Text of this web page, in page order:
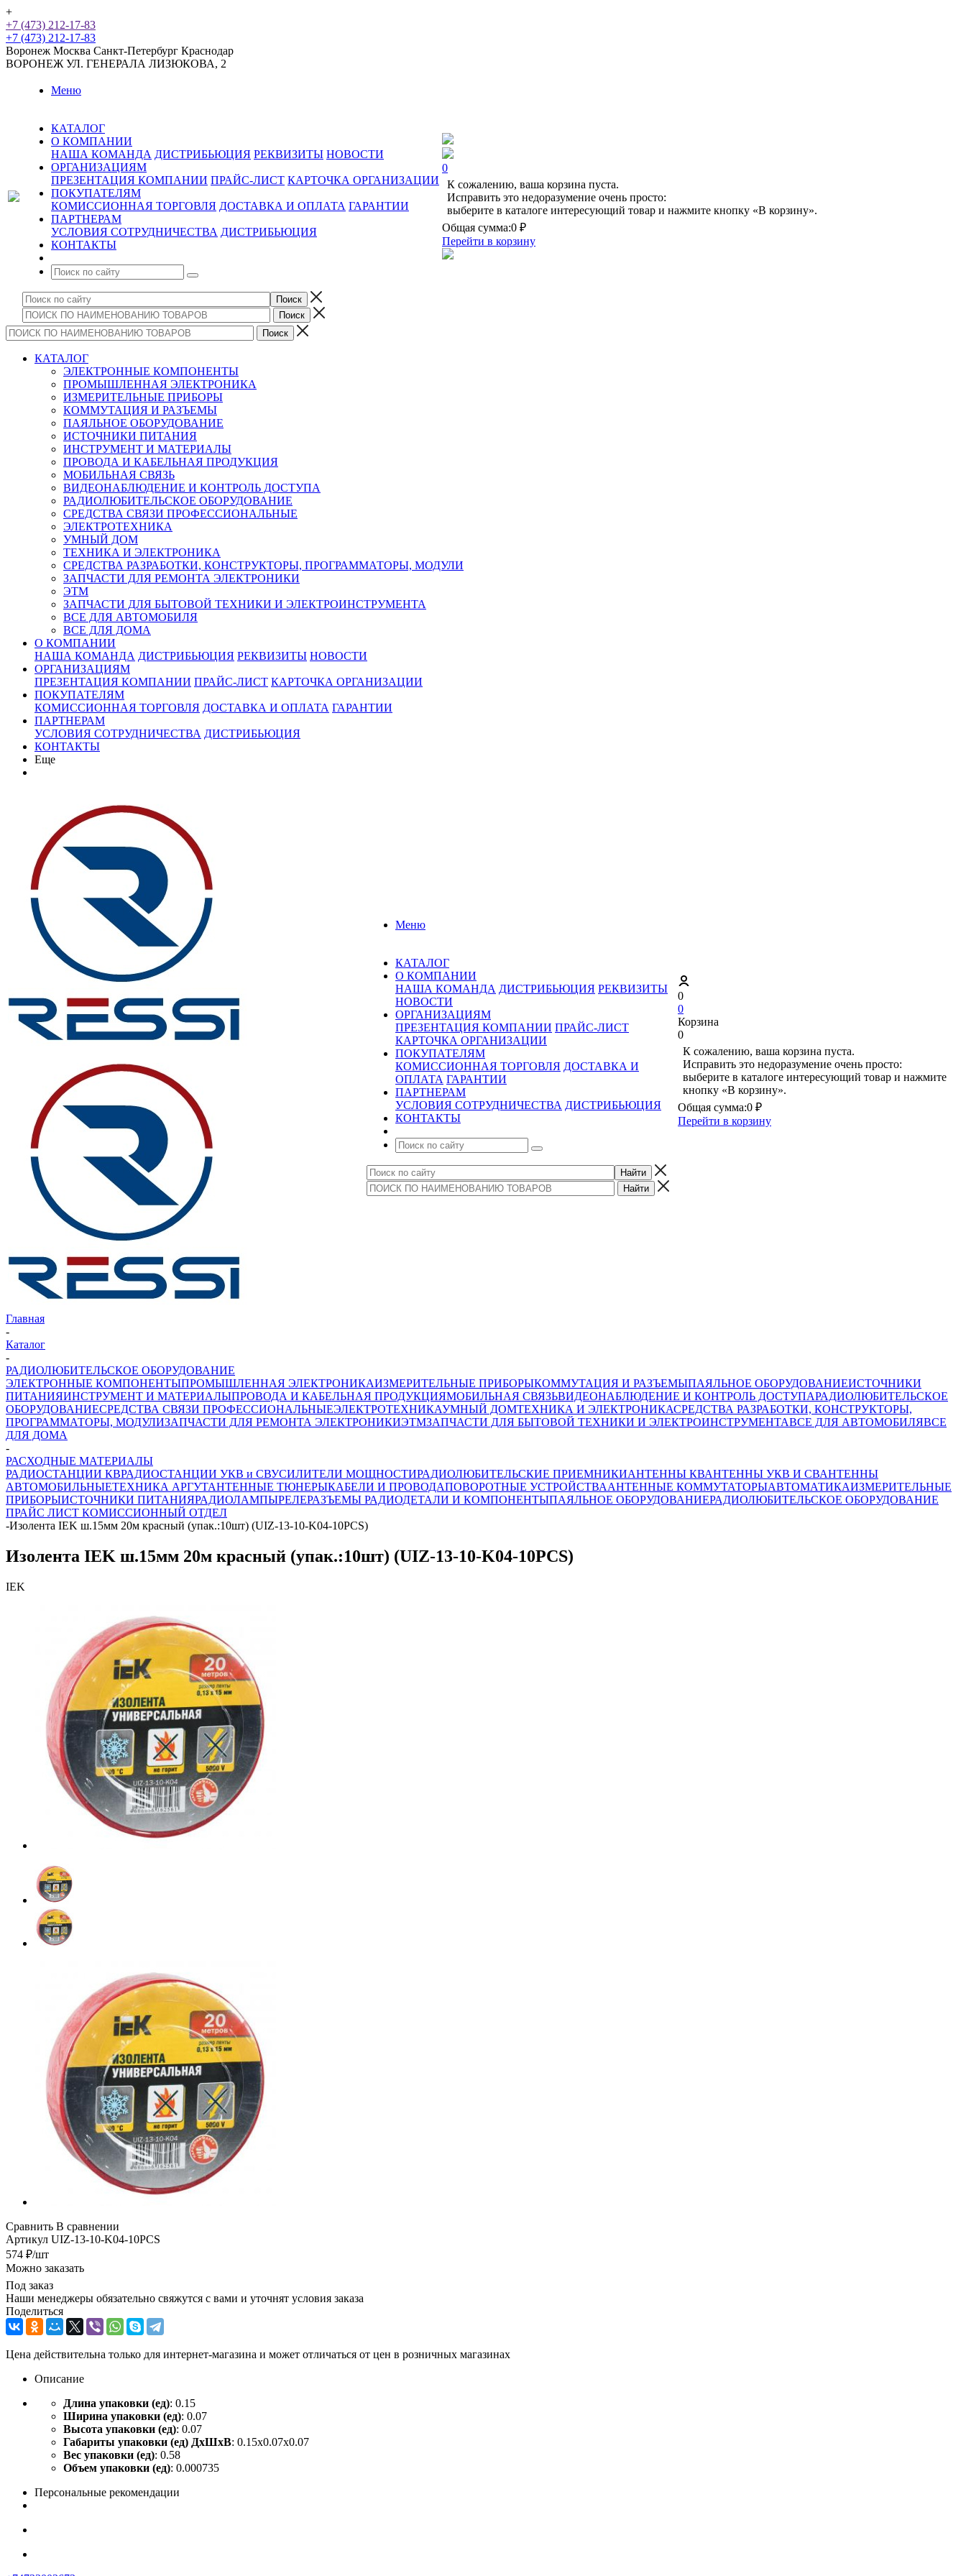
+
+7 (473) 212-17-83
+7 (473) 212-17-83
Воронеж Москва Санкт-Петербург Краснодар
ВОРОНЕЖ УЛ. ГЕНЕРАЛА ЛИЗЮКОВА, 2
Меню
КАТАЛОГ
О КОМПАНИИ
НАША КОМАНДА ДИСТРИБЬЮЦИЯ РЕКВИЗИТЫ НОВОСТИ
ОРГАНИЗАЦИЯМ
ПРЕЗЕНТАЦИЯ КОМПАНИИ ПРАЙС-ЛИСТ КАРТОЧКА ОРГАНИЗАЦИИ
ПОКУПАТЕЛЯМ
КОМИССИОННАЯ ТОРГОВЛЯ ДОСТАВКА И ОПЛАТА ГАРАНТИИ
ПАРТНЕРАМ
УСЛОВИЯ СОТРУДНИЧЕСТВА ДИСТРИБЬЮЦИЯ
КОНТАКТЫ
0
К сожалению, ваша корзина пуста.
Исправить это недоразумение очень просто:
выберите в каталоге интересующий товар и нажмите кнопку «В корзину».
Общая сумма:0 ₽
Перейти в корзину
КАТАЛОГ
ЭЛЕКТРОННЫЕ КОМПОНЕНТЫ
ПРОМЫШЛЕННАЯ ЭЛЕКТРОНИКА
ИЗМЕРИТЕЛЬНЫЕ ПРИБОРЫ
КОММУТАЦИЯ И РАЗЪЕМЫ
ПАЯЛЬНОЕ ОБОРУДОВАНИЕ
ИСТОЧНИКИ ПИТАНИЯ
ИНСТРУМЕНТ И МАТЕРИАЛЫ
ПРОВОДА И КАБЕЛЬНАЯ ПРОДУКЦИЯ
МОБИЛЬНАЯ СВЯЗЬ
ВИДЕОНАБЛЮДЕНИЕ И КОНТРОЛЬ ДОСТУПА
РАДИОЛЮБИТЕЛЬСКОЕ ОБОРУДОВАНИЕ
СРЕДСТВА СВЯЗИ ПРОФЕССИОНАЛЬНЫЕ
ЭЛЕКТРОТЕХНИКА
УМНЫЙ ДОМ
ТЕХНИКА И ЭЛЕКТРОНИКА
СРЕДСТВА РАЗРАБОТКИ, КОНСТРУКТОРЫ, ПРОГРАММАТОРЫ, МОДУЛИ
ЗАПЧАСТИ ДЛЯ РЕМОНТА ЭЛЕКТРОНИКИ
ЭТМ
ЗАПЧАСТИ ДЛЯ БЫТОВОЙ ТЕХНИКИ И ЭЛЕКТРОИНСТРУМЕНТА
ВСЕ ДЛЯ АВТОМОБИЛЯ
ВСЕ ДЛЯ ДОМА
О КОМПАНИИ
НАША КОМАНДА ДИСТРИБЬЮЦИЯ РЕКВИЗИТЫ НОВОСТИ
ОРГАНИЗАЦИЯМ
ПРЕЗЕНТАЦИЯ КОМПАНИИ ПРАЙС-ЛИСТ КАРТОЧКА ОРГАНИЗАЦИИ
ПОКУПАТЕЛЯМ
КОМИССИОННАЯ ТОРГОВЛЯ ДОСТАВКА И ОПЛАТА ГАРАНТИИ
ПАРТНЕРАМ
УСЛОВИЯ СОТРУДНИЧЕСТВА ДИСТРИБЬЮЦИЯ
КОНТАКТЫ
Еще
Меню
КАТАЛОГ
О КОМПАНИИ
НАША КОМАНДА ДИСТРИБЬЮЦИЯ РЕКВИЗИТЫ
НОВОСТИ
ОРГАНИЗАЦИЯМ
ПРЕЗЕНТАЦИЯ КОМПАНИИ ПРАЙС-ЛИСТ
КАРТОЧКА ОРГАНИЗАЦИИ
ПОКУПАТЕЛЯМ
КОМИССИОННАЯ ТОРГОВЛЯ ДОСТАВКА И
ОПЛАТА ГАРАНТИИ
ПАРТНЕРАМ
УСЛОВИЯ СОТРУДНИЧЕСТВА ДИСТРИБЬЮЦИЯ
КОНТАКТЫ
0
0
Корзина
0
К сожалению, ваша корзина пуста.
Исправить это недоразумение очень просто:
выберите в каталоге интересующий товар и нажмите
кнопку «В корзину».
Общая сумма:0 ₽
Перейти в корзину
Главная
-
Каталог
-
РАДИОЛЮБИТЕЛЬСКОЕ ОБОРУДОВАНИЕ
ЭЛЕКТРОННЫЕ КОМПОНЕНТЫПРОМЫШЛЕННАЯ ЭЛЕКТРОНИКАИЗМЕРИТЕЛЬНЫЕ ПРИБОРЫКОММУТАЦИЯ И РАЗЪЕМЫПАЯЛЬНОЕ ОБОРУДОВАНИЕИСТОЧНИКИ
ПИТАНИЯИНСТРУМЕНТ И МАТЕРИАЛЫПРОВОДА И КАБЕЛЬНАЯ ПРОДУКЦИЯМОБИЛЬНАЯ СВЯЗЬВИДЕОНАБЛЮДЕНИЕ И КОНТРОЛЬ ДОСТУПАРАДИОЛЮБИТЕЛЬСКОЕ
ОБОРУДОВАНИЕСРЕДСТВА СВЯЗИ ПРОФЕССИОНАЛЬНЫЕЭЛЕКТРОТЕХНИКАУМНЫЙ ДОМТЕХНИКА И ЭЛЕКТРОНИКАСРЕДСТВА РАЗРАБОТКИ, КОНСТРУКТОРЫ,
ПРОГРАММАТОРЫ, МОДУЛИЗАПЧАСТИ ДЛЯ РЕМОНТА ЭЛЕКТРОНИКИЭТМЗАПЧАСТИ ДЛЯ БЫТОВОЙ ТЕХНИКИ И ЭЛЕКТРОИНСТРУМЕНТАВСЕ ДЛЯ АВТОМОБИЛЯВСЕ
ДЛЯ ДОМА
-
РАСХОДНЫЕ МАТЕРИАЛЫ
РАДИОСТАНЦИИ КВРАДИОСТАНЦИИ УКВ и СВУСИЛИТЕЛИ МОЩНОСТИРАДИОЛЮБИТЕЛЬСКИЕ ПРИЕМНИКИАНТЕННЫ КВАНТЕННЫ УКВ И СВАНТЕННЫ
АВТОМОБИЛЬНЫЕТЕХНИКА АРГУТАНТЕННЫЕ ТЮНЕРЫКАБЕЛИ И ПРОВОДАПОВОРОТНЫЕ УСТРОЙСТВААНТЕННЫЕ КОММУТАТОРЫАВТОМАТИКАИЗМЕРИТЕЛЬНЫЕ
ПРИБОРЫИСТОЧНИКИ ПИТАНИЯРАДИОЛАМПЫРЕЛЕРАЗЪЕМЫ РАДИОДЕТАЛИ И КОМПОНЕНТЫПАЯЛЬНОЕ ОБОРУДОВАНИЕРАДИОЛЮБИТЕЛЬСКОЕ ОБОРУДОВАНИЕ
ПРАЙС ЛИСТ КОМИССИОННЫЙ ОТДЕЛ
-Изолента IEK ш.15мм 20м красный (упак.:10шт) (UIZ-13-10-K04-10PCS)
Изолента IEK ш.15мм 20м красный (упак.:10шт) (UIZ-13-10-K04-10PCS)
IEK
Сравнить В сравнении
Артикул UIZ-13-10-K04-10PCS
574 ₽/шт
Можно заказать
Под заказ
Наши менеджеры обязательно свяжутся с вами и уточнят условия заказа
Поделиться
Цена действительна только для интернет-магазина и может отличаться от цен в розничных магазинах
Описание
Длина упаковки (ед): 0.15
Ширина упаковки (ед): 0.07
Высота упаковки (ед): 0.07
Габариты упаковки (ед) ДхШхВ: 0.15x0.07x0.07
Вес упаковки (ед): 0.58
Объем упаковки (ед): 0.000735
Персональные рекомендации